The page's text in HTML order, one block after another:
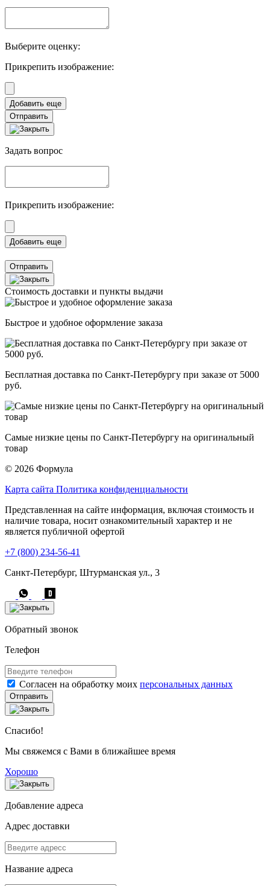
Выберите оценку:
Прикрепить изображение:
Отправить
Задать вопрос
Прикрепить изображение:
Отправить
Стоимость доставки и пункты выдачи
Быстрое и удобное оформление заказа
Бесплатная доставка по Санкт-Петербургу при заказе от 5000
руб.
Самые низкие цены по Санкт-Петербургу на оригинальный
товар
© 2026 Формула
Карта сайта Политика конфиденциальности
Представленная на сайте информация, включая стоимость и
наличие товара, носит ознакомительный характер и не
является публичной офертой
+7 (800) 234-56-41
Санкт-Петербург, Штурманская ул., 3
Обратный звонок
Телефон
Согласен на обработку моих персональных данных
Отправить
Спасибо!
Мы свяжемся с Вами в ближайшее время
Хорошо
Добавление адреса
Адрес доставки
Название адреса